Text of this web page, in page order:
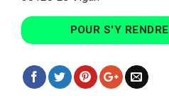
POUR S'Y RENDRE